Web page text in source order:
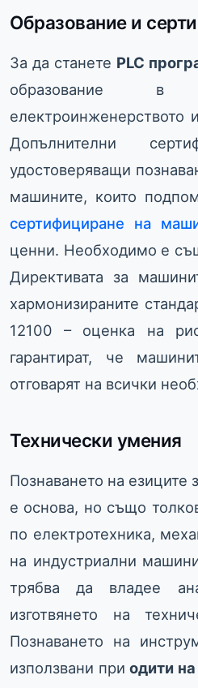
Образование и
За да станете PLC
образование
електроинженерството
Допълнителни
удостоверяващи
машините, които
сертифициране на
ценни. Необходимо е
Директивата за
хармонизираните
12100 – оценка на
гарантират, че
отговарят на всички
Технически умения
Познаването на езиците
е основа, но също
по електротехника,
на индустриални
трябва да владее
изготвянето на
Познаването на
използвани приодити